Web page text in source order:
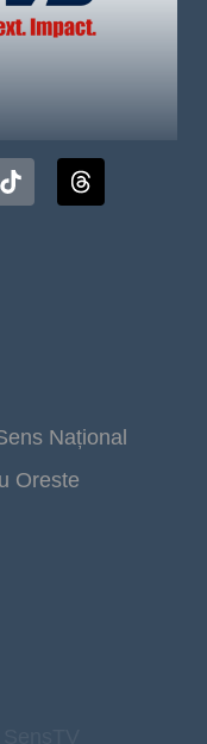
Național
Oreste